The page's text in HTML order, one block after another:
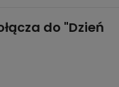
do "Dzień